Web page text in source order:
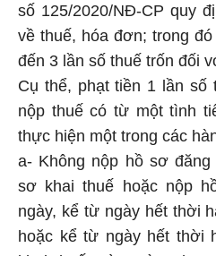
số 125/2020/NĐ-CP quy
về thuế, hóa đơn; trong
đến 3 lần số thuế trốn đối
Cụ thể, phạt tiền 1 lần
nộp thuế có từ một tình
thực hiện một trong các
a- Không nộp hồ sơ
sơ khai thuế hoặc nộp
ngày, kể từ ngày hết thời
hoặc kể từ ngày hết thời